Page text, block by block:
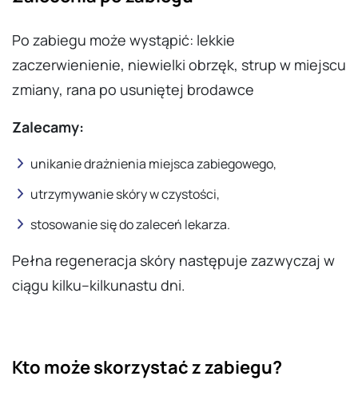
Po zabiegu może wystąpić: lekkie
zaczerwienienie, niewielki obrzęk, strup w miejscu
zmiany, rana po usuniętej brodawce
Zalecamy:
unikanie drażnienia miejsca zabiegowego,
utrzymywanie skóry w czystości,
stosowanie się do zaleceń lekarza.
Pełna regeneracja skóry następuje zazwyczaj w
ciągu kilku–kilkunastu dni.
Kto może skorzystać z zabiegu?